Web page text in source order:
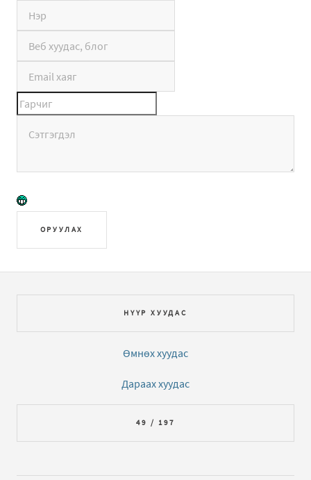
ОРУУЛАХ
НҮҮР ХУУДАС
Өмнөх хуудас
Дараах хуудас
49 / 197